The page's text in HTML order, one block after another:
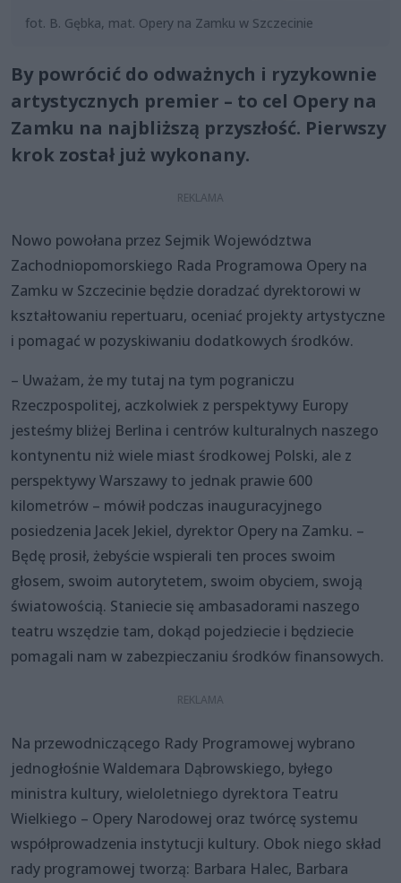
fot. B. Gębka, mat. Opery na Zamku w Szczecinie
By powrócić do odważnych i ryzykownie
artystycznych premier – to cel Opery na
Zamku na najbliższą przyszłość. Pierwszy
krok został już wykonany.
Nowo powołana przez Sejmik Województwa
Zachodniopomorskiego Rada Programowa Opery na
Zamku w Szczecinie będzie doradzać dyrektorowi w
kształtowaniu repertuaru, oceniać projekty artystyczne
i pomagać w pozyskiwaniu dodatkowych środków.
– Uważam, że my tutaj na tym pograniczu
Rzeczpospolitej, aczkolwiek z perspektywy Europy
jesteśmy bliżej Berlina i centrów kulturalnych naszego
kontynentu niż wiele miast środkowej Polski, ale z
perspektywy Warszawy to jednak prawie 600
kilometrów – mówił podczas inauguracyjnego
posiedzenia Jacek Jekiel, dyrektor Opery na Zamku. –
Będę prosił, żebyście wspierali ten proces swoim
głosem, swoim autorytetem, swoim obyciem, swoją
światowością. Staniecie się ambasadorami naszego
teatru wszędzie tam, dokąd pojedziecie i będziecie
pomagali nam w zabezpieczaniu środków finansowych.
Na przewodniczącego Rady Programowej wybrano
jednogłośnie Waldemara Dąbrowskiego, byłego
ministra kultury, wieloletniego dyrektora Teatru
Wielkiego – Opery Narodowej oraz twórcę systemu
współprowadzenia instytucji kultury. Obok niego skład
rady programowej tworzą: Barbara Halec, Barbara